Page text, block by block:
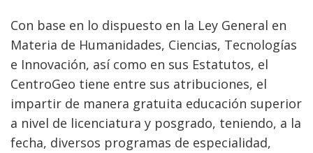
Con base en lo dispuesto en la Ley General en
Materia de Humanidades, Ciencias, Tecnologías
e Innovación, así como en sus Estatutos, el
CentroGeo tiene entre sus atribuciones, el
impartir de manera gratuita educación superior
a nivel de licenciatura y posgrado, teniendo, a la
fecha, diversos programas de especialidad,